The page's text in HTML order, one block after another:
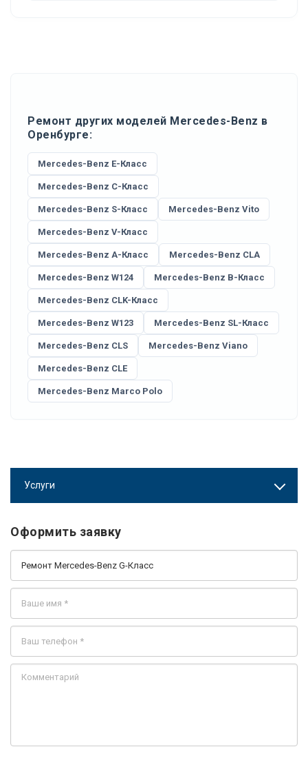
Ремонт других моделей Mercedes-Benz в
Оренбурге:
Mercedes-Benz E-Класс
Mercedes-Benz C-Класс
Mercedes-Benz S-Класс Mercedes-Benz Vito
Mercedes-Benz V-Класс
Mercedes-Benz A-Класс Mercedes-Benz CLA
Mercedes-Benz W124 Mercedes-Benz B-Класс
Mercedes-Benz CLK-Класс
Mercedes-Benz W123 Mercedes-Benz SL-Класс
Mercedes-Benz CLS Mercedes-Benz Viano
Mercedes-Benz CLE
Mercedes-Benz Marco Polo
Услуги
Оформить заявку